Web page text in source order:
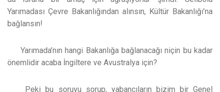
Yarımadası Çevre Bakanlığından alınsın, Kültür Bakanlığı’na
bağlansın!
Yarımada’nın hangi Bakanlığa bağlanacağı niçin bu kadar
önemlidir acaba İngiltere ve Avustralya için?
Peki bu soruyu sorup, yabancıların bizim bir Genel